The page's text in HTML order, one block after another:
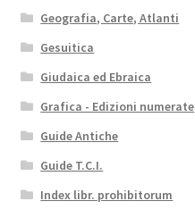
Geografia, Carte, Atlanti
Gesuitica
Giudaica ed Ebraica
Grafica - Edizioni numerate
Guide Antiche
Guide T.C.I.
Index libr. prohibitorum